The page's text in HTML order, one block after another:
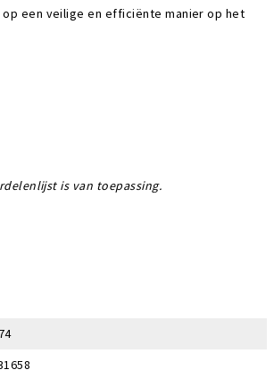
een veilige en efficiënte manier op het
is van toepassing.